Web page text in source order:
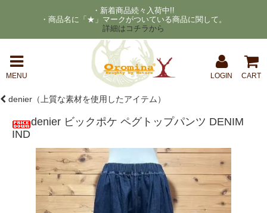
・新着商品続々入荷中!!
・商品名に「★」マークがついている商品に関して。
詳細はコチラから
MENU LOGIN CART
denier（上質な素材を使用したアイテム）
denier ビックポケ ペグトップパンツ DENIM
IND